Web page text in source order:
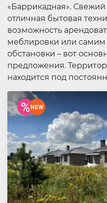
«Баррикадная».
отличная бытовая
возможность
меблировки или самим
обстановки – вот
предложения.
находится под